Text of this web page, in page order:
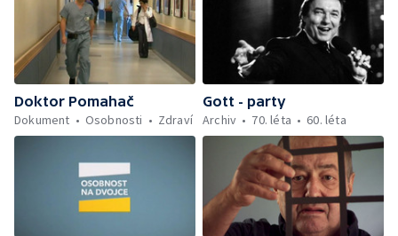
Doktor Pomahač
Dokument
Osobnosti Zdraví
Gott - party
Archiv
70. léta 60. léta